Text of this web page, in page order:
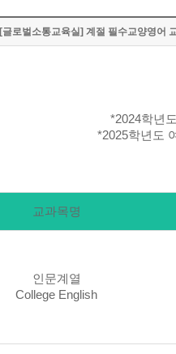
[글로벌소통교육실] 계절 필수교양영어
*2024학년
*2025학년도
교과목명
인문계열
College English